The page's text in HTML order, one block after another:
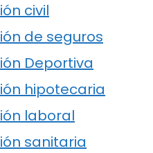
civil
de seguros
Deportiva
hipotecaria
laboral
sanitaria